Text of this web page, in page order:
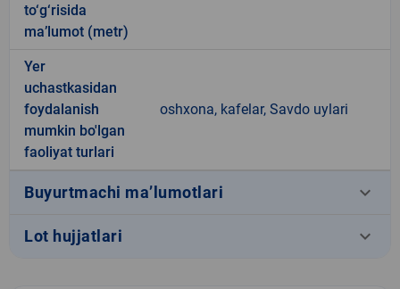
to‘g‘risida
ma’lumot (metr)
Yer
uchastkasidan
foydalanish
mumkin bo'lgan
faoliyat turlari
oshxona, kafelar, Savdo uylari
Buyurtmachi ma’lumotlari keyboard_arrow_down
Lot hujjatlari keyboard_arrow_down